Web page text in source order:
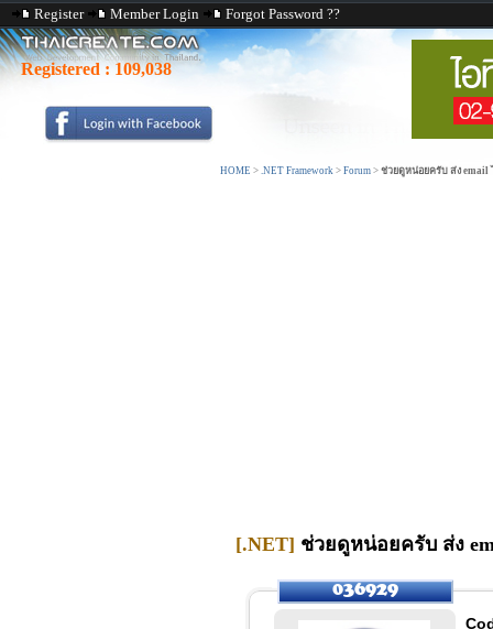
Register Member Login Forgot Password ??
Registered : 109,038
HOME > .NET Framework > Forum > ช่วยดูหน่อยครับ ส่ง email
[.NET] ช่วยดูหน่อยครับ ส่ง